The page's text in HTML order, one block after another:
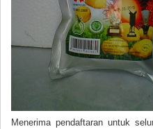
Menerima pendaftaran untuk